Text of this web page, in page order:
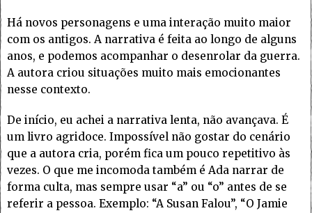
Há novos personagens e uma interação muito maior
com os antigos. A narrativa é feita ao longo de alguns
anos, e podemos acompanhar o desenrolar da guerra.
A autora criou situações muito mais emocionantes
nesse contexto.
De início, eu achei a narrativa lenta, não avançava. É
um livro agridoce. Impossível não gostar do cenário
que a autora cria, porém fica um pouco repetitivo às
vezes. O que me incomoda também é Ada narrar de
forma culta, mas sempre usar “a” ou “o” antes de se
referir a pessoa. Exemplo: “A Susan Falou”, “O Jamie